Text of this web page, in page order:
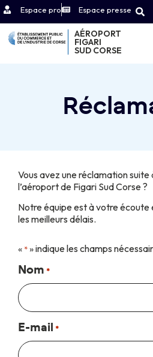
Espace pro Espace presse
AÉROPORT
FIGARI
SUD CORSE
Vous avez une réclamation
l’aéroport de Figari Sud Corse ?
Notre équipe est à votre écoute
les meilleurs délais.
« *» indique les champs
Nom *
E-mail *